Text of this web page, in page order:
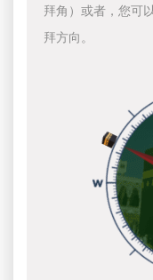
拜角）或者，您可
拜方向。